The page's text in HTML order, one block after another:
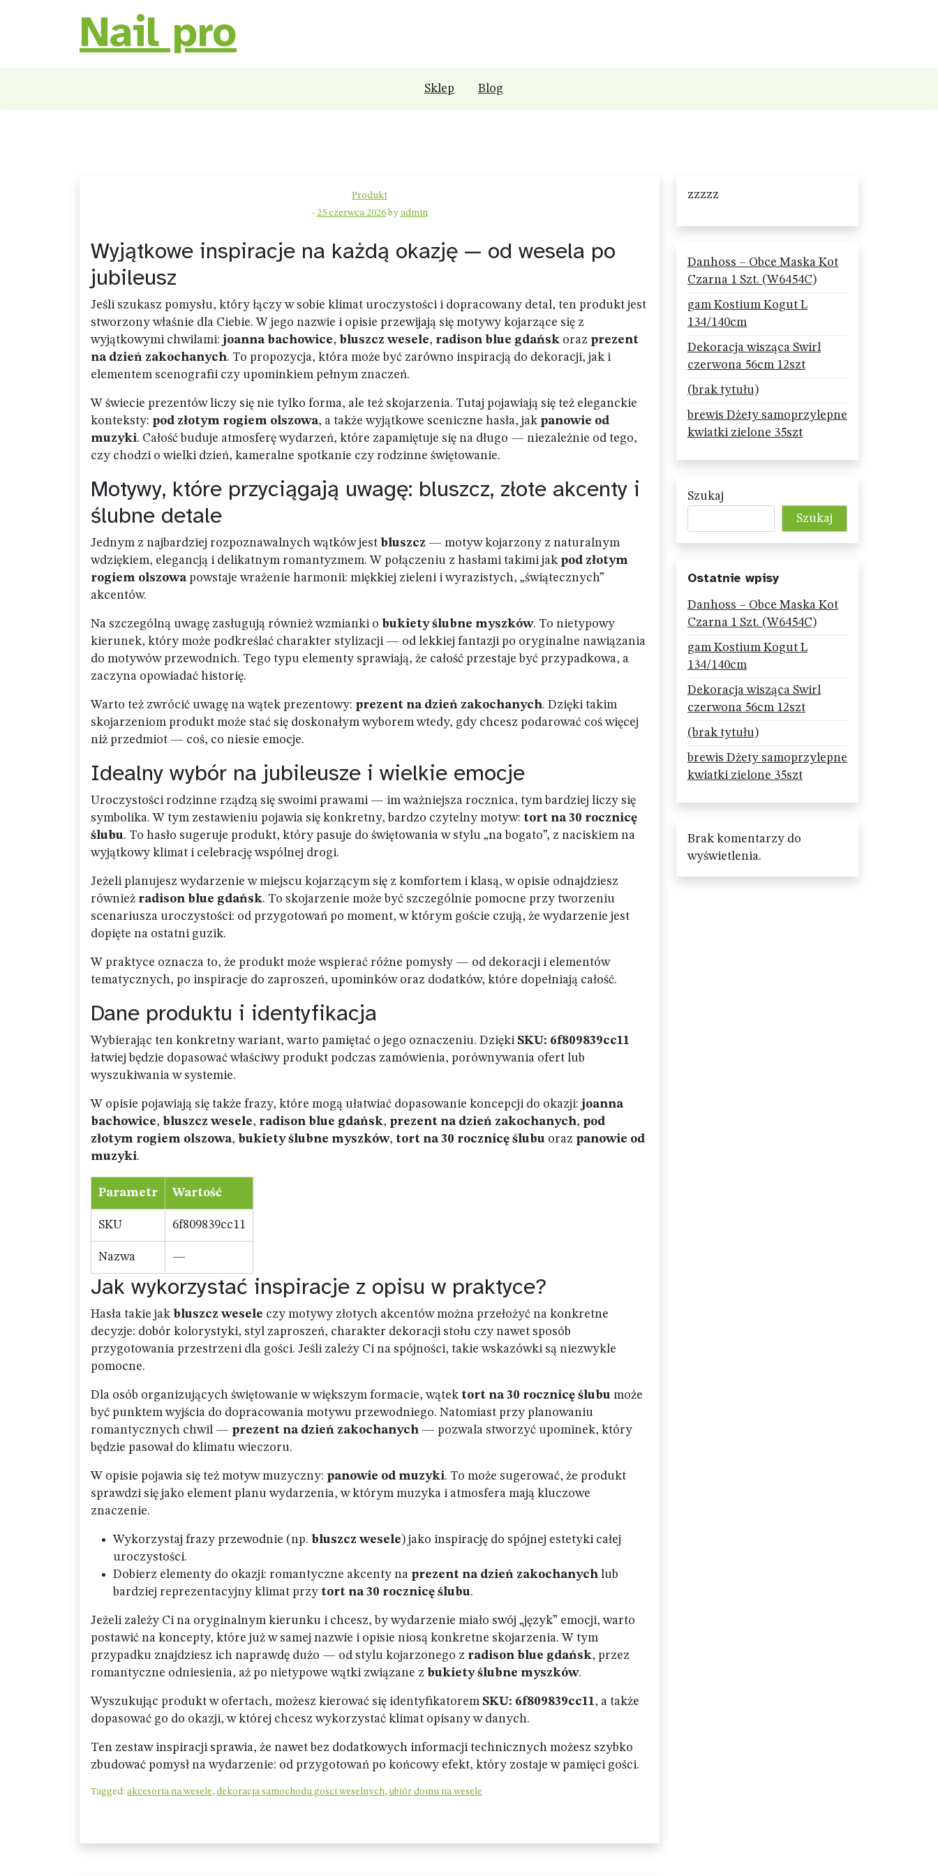
Nail pro
Sklep Blog
Produkt
- 25 czerwca 2026by admin
Wyjątkowe inspiracje na każdą okazję — od wesela po
jubileusz
Jeśli szukasz pomysłu, który łączy w sobie klimat uroczystości i dopracowany detal, ten produkt jest
stworzony właśnie dla Ciebie. W jego nazwie i opisie przewijają się motywy kojarzące się z
wyjątkowymi chwilami: joanna bachowice, bluszcz wesele, radison blue gdańsk oraz prezent
na dzień zakochanych. To propozycja, która może być zarówno inspiracją do dekoracji, jak i
elementem scenografii czy upominkiem pełnym znaczeń.
W świecie prezentów liczy się nie tylko forma, ale też skojarzenia. Tutaj pojawiają się też eleganckie
konteksty: pod złotym rogiem olszowa, a także wyjątkowe sceniczne hasła, jak panowie od
muzyki. Całość buduje atmosferę wydarzeń, które zapamiętuje się na długo — niezależnie od tego,
czy chodzi o wielki dzień, kameralne spotkanie czy rodzinne świętowanie.
Motywy, które przyciągają uwagę: bluszcz, złote akcenty i
ślubne detale
Jednym z najbardziej rozpoznawalnych wątków jest bluszcz — motyw kojarzony z naturalnym
wdziękiem, elegancją i delikatnym romantyzmem. W połączeniu z hasłami takimi jak pod złotym
rogiem olszowapowstaje wrażenie harmonii: miękkiej zieleni i wyrazistych, „świątecznych”
akcentów.
Na szczególną uwagę zasługują również wzmianki o bukiety ślubne myszków. To nietypowy
kierunek, który może podkreślać charakter stylizacji — od lekkiej fantazji po oryginalne nawiązania
do motywów przewodnich. Tego typu elementy sprawiają, że całość przestaje być przypadkowa, a
zaczyna opowiadać historię.
Warto też zwrócić uwagę na wątek prezentowy: prezent na dzień zakochanych. Dzięki takim
skojarzeniom produkt może stać się doskonałym wyborem wtedy, gdy chcesz podarować coś więcej
niż przedmiot — coś, co niesie emocje.
Idealny wybór na jubileusze i wielkie emocje
Uroczystości rodzinne rządzą się swoimi prawami — im ważniejsza rocznica, tym bardziej liczy się
symbolika. W tym zestawieniu pojawia się konkretny, bardzo czytelny motyw: tort na 30 rocznicę
ślubu. To hasło sugeruje produkt, który pasuje do świętowania w stylu „na bogato”, z naciskiem na
wyjątkowy klimat i celebrację wspólnej drogi.
Jeżeli planujesz wydarzenie w miejscu kojarzącym się z komfortem i klasą, w opisie odnajdziesz
również radison blue gdańsk. To skojarzenie może być szczególnie pomocne przy tworzeniu
scenariusza uroczystości: od przygotowań po moment, w którym goście czują, że wydarzenie jest
dopięte na ostatni guzik.
W praktyce oznacza to, że produkt może wspierać różne pomysły — od dekoracji i elementów
tematycznych, po inspiracje do zaproszeń, upominków oraz dodatków, które dopełniają całość.
Dane produktu i identyfikacja
Wybierając ten konkretny wariant, warto pamiętać o jego oznaczeniu. Dzięki SKU: 6f809839cc11
łatwiej będzie dopasować właściwy produkt podczas zamówienia, porównywania ofert lub
wyszukiwania w systemie.
W opisie pojawiają się także frazy, które mogą ułatwiać dopasowanie koncepcji do okazji: joanna
bachowice, bluszcz wesele, radison blue gdańsk, prezent na dzień zakochanych, pod
złotym rogiem olszowa, bukiety ślubne myszków, tort na 30 rocznicę ślubu oraz panowie od
muzyki.
Parametr Wartość
SKU 6f809839cc11
Nazwa —
Jak wykorzystać inspiracje z opisu w praktyce?
Hasła takie jak bluszcz wesele czy motywy złotych akcentów można przełożyć na konkretne
decyzje: dobór kolorystyki, styl zaproszeń, charakter dekoracji stołu czy nawet sposób
przygotowania przestrzeni dla gości. Jeśli zależy Ci na spójności, takie wskazówki są niezwykle
pomocne.
Dla osób organizujących świętowanie w większym formacie, wątek tort na 30 rocznicę ślubu może
być punktem wyjścia do dopracowania motywu przewodniego. Natomiast przy planowaniu
romantycznych chwil — prezent na dzień zakochanych — pozwala stworzyć upominek, który
będzie pasował do klimatu wieczoru.
W opisie pojawia się też motyw muzyczny: panowie od muzyki. To może sugerować, że produkt
sprawdzi się jako element planu wydarzenia, w którym muzyka i atmosfera mają kluczowe
znaczenie.
Wykorzystaj frazy przewodnie (np. bluszcz wesele) jako inspirację do spójnej estetyki całej
uroczystości.
Dobierz elementy do okazji: romantyczne akcenty na prezent na dzień zakochanych lub
bardziej reprezentacyjny klimat przy tort na 30 rocznicę ślubu.
Jeżeli zależy Ci na oryginalnym kierunku i chcesz, by wydarzenie miało swój „język” emocji, warto
postawić na koncepty, które już w samej nazwie i opisie niosą konkretne skojarzenia. W tym
przypadku znajdziesz ich naprawdę dużo — od stylu kojarzonego z radison blue gdańsk, przez
romantyczne odniesienia, aż po nietypowe wątki związane z bukiety ślubne myszków.
Wyszukując produkt w ofertach, możesz kierować się identyfikatorem SKU: 6f809839cc11, a także
dopasować go do okazji, w której chcesz wykorzystać klimat opisany w danych.
Ten zestaw inspiracji sprawia, że nawet bez dodatkowych informacji technicznych możesz szybko
zbudować pomysł na wydarzenie: od przygotowań po końcowy efekt, który zostaje w pamięci gości.
Tagged: akcesoria na wesele, dekoracja samochodu gosci weselnych, ubiór domu na wesele
zzzzz
Danhoss – Obce Maska Kot
Czarna 1 Szt. (W6454C)
gam Kostium Kogut L
134/140cm
Dekoracja wisząca Swirl
czerwona 56cm 12szt
(brak tytułu)
brewis Dżety samoprzylepne
kwiatki zielone 35szt
Szukaj
Szukaj
Ostatnie wpisy
Danhoss – Obce Maska Kot
Czarna 1 Szt. (W6454C)
gam Kostium Kogut L
134/140cm
Dekoracja wisząca Swirl
czerwona 56cm 12szt
(brak tytułu)
brewis Dżety samoprzylepne
kwiatki zielone 35szt
Brak komentarzy do
wyświetlenia.